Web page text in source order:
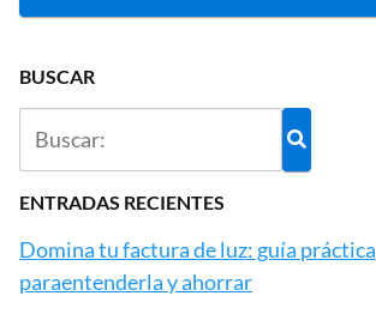
BUSCAR
ENTRADAS RECIENTES
Domina tu factura de luz: guía práctica
paraentenderla y ahorrar